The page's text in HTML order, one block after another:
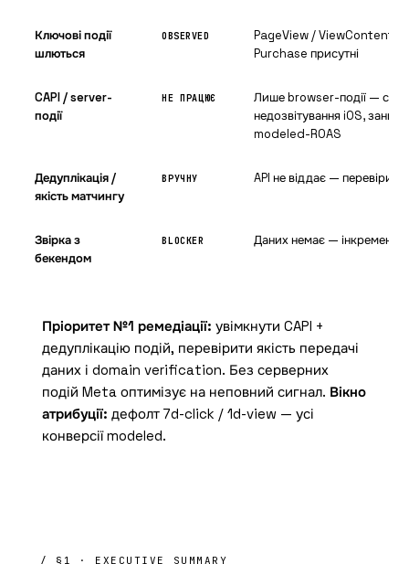
Ключові події
шлються
OBSERVED
PageView / ViewContent
Purchase присутні
CAPI / server-
події
НЕ ПРАЦЮЄ
Лише browser-події —
недозвітування iOS,
modeled-ROAS
Дедуплікація /
якість матчингу
ВРУЧНУ API не віддає —
Звірка з
бекендом
BLOCKER Даних немає —
Пріоритет №1 ремедіації: увімкнути CAPI +
дедуплікацію подій, перевірити якість передачі
даних і domain verification. Без серверних
подій Meta оптимізує на неповний сигнал. Вікно
атрибуції: дефолт 7d-click / 1d-view — усі
конверсії modeled.
/ §1 · EXECUTIVE SUMMARY